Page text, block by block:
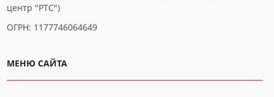
центр "РТС")
ОГРН: 1177746064649
МЕНЮ САЙТА